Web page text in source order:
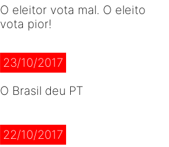
O eleitor vota mal. O eleito
vota pior!
23/10/2017
O Brasil deu PT
22/10/2017